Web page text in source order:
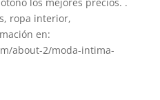
ropa interior,
en:
about-2/moda-intima-